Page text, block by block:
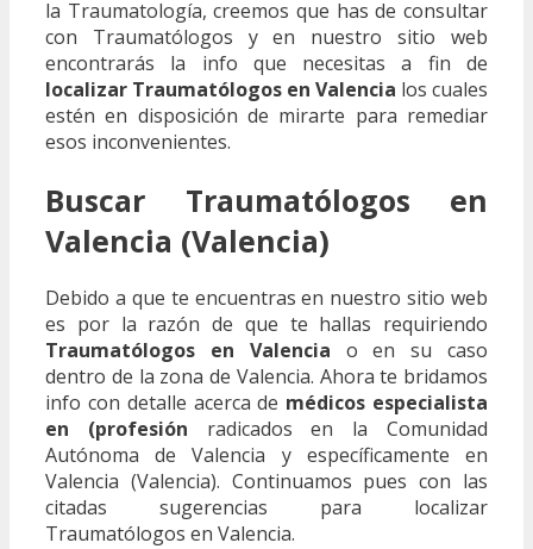
la Traumatología, creemos que has de consultar
con Traumatólogos y en nuestro sitio web
encontrarás la info que necesitas a fin de
localizar Traumatólogos en Valencia los cuales
estén en disposición de mirarte para remediar
esos inconvenientes.
Buscar Traumatólogos en
Valencia (Valencia)
Debido a que te encuentras en nuestro sitio web
es por la razón de que te hallas requiriendo
Traumatólogos en Valencia o en su caso
dentro de la zona de Valencia. Ahora te bridamos
info con detalle acerca de médicos especialista
en (profesión radicados en la Comunidad
Autónoma de Valencia y específicamente en
Valencia (Valencia). Continuamos pues con las
citadas sugerencias para localizar
Traumatólogos en Valencia.